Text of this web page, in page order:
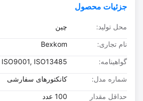
جزئیات محصول
محل تولید:
نام تجاری: Bexkom
گواهینامه: ISO9001, ISO13485
شماره مدل: کانکتورهای سفارشی
حداقل مقدار